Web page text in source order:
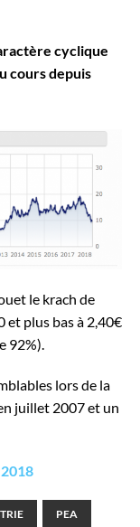
cyclique
cours depuis
le krach de
et plus bas à 2,40€
92%).
lors de la
juillet 2007 et un
PEA